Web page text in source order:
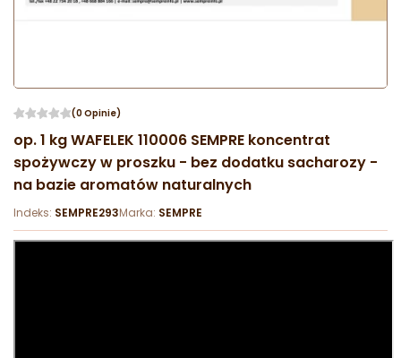
(0 Opinie)
op. 1 kg WAFELEK 110006 SEMPRE koncentrat
spożywczy w proszku - bez dodatku sacharozy -
na bazie aromatów naturalnych
Indeks: SEMPRE293Marka: SEMPRE